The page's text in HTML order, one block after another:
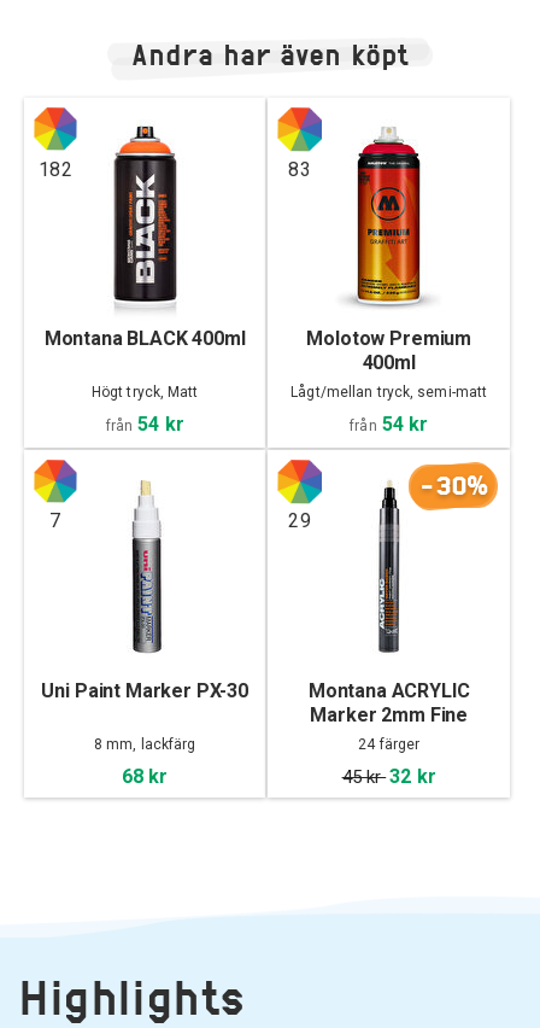
Andra har även köpt
182
Montana BLACK 400ml
Högt tryck, Matt
från 54 kr
83
Molotow Premium
400ml
Lågt/mellan tryck, semi-matt
från 54 kr
7
Uni Paint Marker PX-30
8 mm, lackfärg
68 kr
-30%
29
Montana ACRYLIC
Marker 2mm Fine
24 färger
45 kr32 kr
Highlights